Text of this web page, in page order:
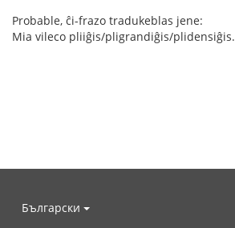
Probable, ĉi-frazo tradukeblas jene:
Mia vileco pliiĝis/pligrandiĝis/plidensiĝis.
Български